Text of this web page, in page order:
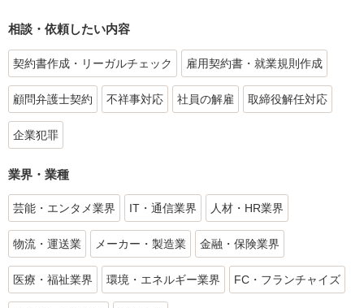
相談・依頼したい内容
契約書作成・リーガルチェック 雇用契約書・就業規則作成
顧問弁護士契約 不祥事対応 社員の解雇 取締役解任対応
企業犯罪
業界・業種
芸能・エンタメ業界 IT・通信業界 人材・HR業界
物流・運送業 メーカー・製造業 金融・保険業界
医療・福祉業界 環境・エネルギー業界 FC・フランチャイズ